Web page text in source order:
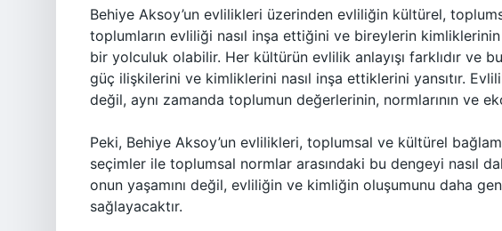
Behiye Aksoy’un evlilikleri üzerinden evliliğin kültürel,
toplumların evliliği nasıl inşa ettiğini ve bireylerin
bir yolculuk olabilir. Her kültürün evlilik anlayışı farklıdır ve
güç ilişkilerini ve kimliklerini nasıl inşa ettiklerini yansıtır.
değil, aynı zamanda toplumun değerlerinin, normlarının ve
Peki, Behiye Aksoy’un evlilikleri, toplumsal ve kültürel
seçimler ile toplumsal normlar arasındaki bu dengeyi nasıl
onun yaşamını değil, evliliğin ve kimliğin oluşumunu daha
sağlayacaktır.